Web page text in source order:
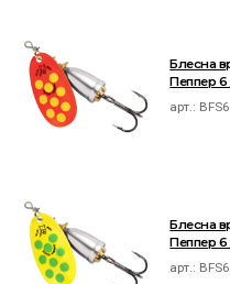
Блесна
Пеппер 6
арт.:
Блесна
Пеппер 6
арт.: